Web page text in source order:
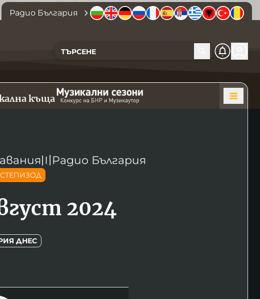
Радио България
къща
〣 Радио България
2024
ДНЕС